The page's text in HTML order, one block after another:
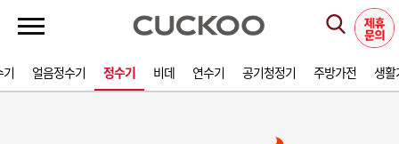
얼음정수기 정수기 비데 연수기 공기청정기 주방가전 생